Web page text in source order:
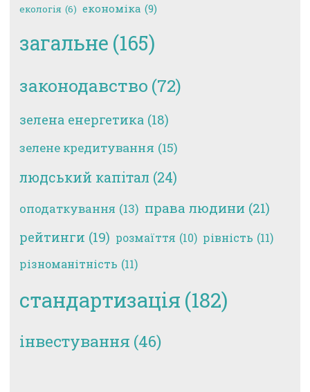
екологія (6) економіка (9)
загальне (165)
законодавство (72)
зелена енергетика (18)
зелене кредитування (15)
людський капітал (24)
оподаткування (13) права людини (21)
рейтинги (19) розмаїття (10) рівність (11)
різноманітність (11)
стандартизація (182)
інвестування (46)